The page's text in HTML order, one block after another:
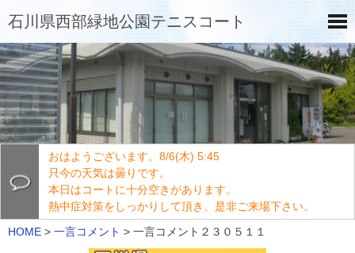
石川県西部緑地公園テニスコート
おはようございます。8/6(木) 5:45
只今の天気は曇りです。
本日はコートに十分空きがあります。
熱中症対策をしっかりして頂き、是非ご来場下さい。
HOME > 一言コメント > 一言コメント２３０５１１